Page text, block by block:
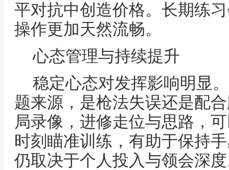
平对抗中创造价格。长期练
操作更加天然流畅。
心态管理与持续提升
稳定心态对发挥影响明显
题来源，是枪法失误还是配
局录像，进修走位与思路，
时刻瞄准训练，有助于保持
仍取决于个人投入与领会深